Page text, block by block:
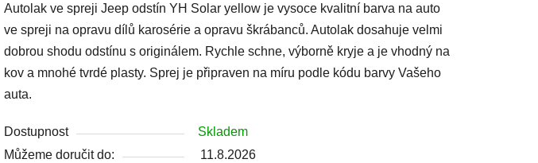
je
0,0
z
5
hvězdiček.
Autolak ve spreji Jeep odstín YH Solar yellow je vysoce kvalitní barva na auto
ve spreji na opravu dílů karosérie a opravu škrábanců. Autolak dosahuje velmi
dobrou shodu odstínu s originálem. Rychle schne, výborně kryje a je vhodný na
kov a mnohé tvrdé plasty. Sprej je připraven na míru podle kódu barvy Vašeho
auta.
Dostupnost
Skladem
Můžeme doručit do:
11.8.2026